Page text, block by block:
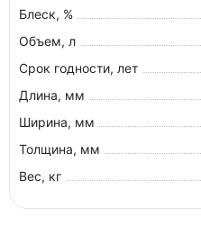
Блеск, %
Объем, л
Срок годности, лет
Длина, мм
Ширина, мм
Толщина, мм
Вес, кг